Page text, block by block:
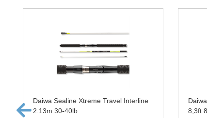
Daiwa Sealine Xtreme Travel Interline
2.13m 30-40lb
8,3ft